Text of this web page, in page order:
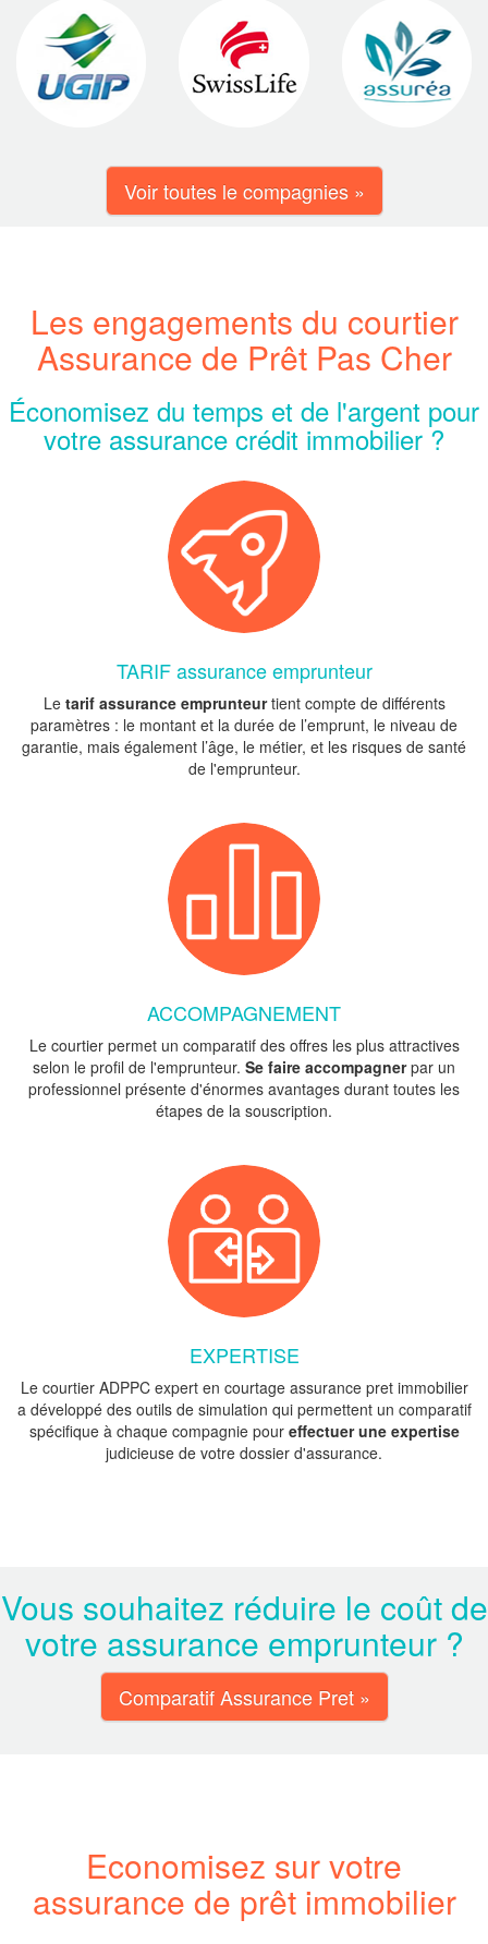
Voir toutes le compagnies »
Les engagements du courtier
Assurance de Prêt Pas Cher
Économisez du temps et de l'argent pour
votre assurance crédit immobilier ?
TARIF assurance emprunteur
Le tarif assurance emprunteurtient compte de différents
paramètres : le montant et la durée de l’emprunt, le niveau de
garantie, mais également l’âge, le métier, et les risques de santé
de l'emprunteur.
ACCOMPAGNEMENT
Le courtier permet un comparatif des offres les plus attractives
selon le profil de l'emprunteur. Se faire accompagnerpar un
professionnel présente d'énormes avantages durant toutes les
étapes de la souscription.
EXPERTISE
Le courtier ADPPC expert en courtage assurance pret immobilier
a développé des outils de simulation qui permettent un comparatif
spécifique à chaque compagnie pour effectuer une expertise
judicieuse de votre dossier d'assurance.
Vous souhaitez réduire le coût de
votre assurance emprunteur ?
Comparatif Assurance Pret »
Economisez sur votre
assurance de prêt immobilier